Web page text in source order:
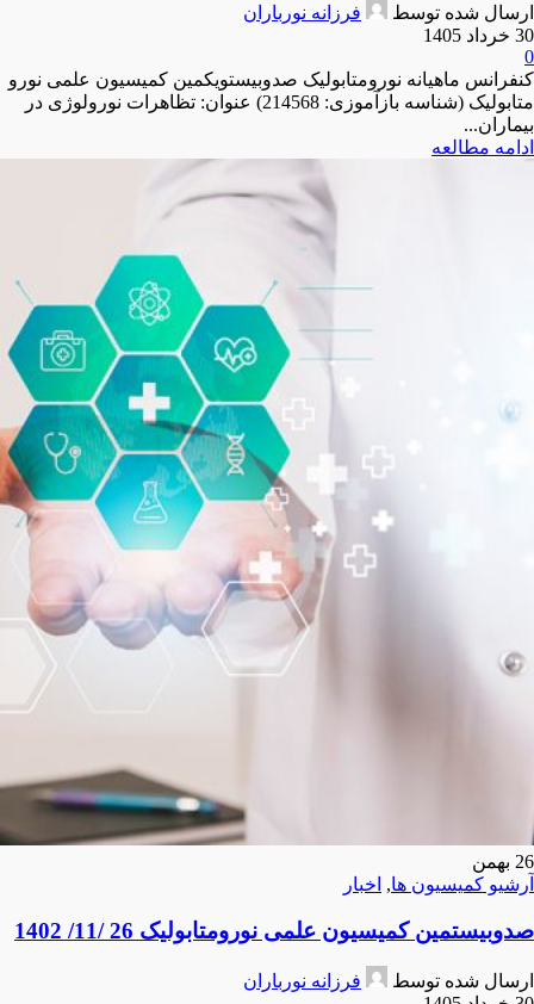
ارسال شده توسط
فرزانه نورباران
30 خرداد 1405
0
کنفرانس ماهیانه نورومتابولیک صدوبیستویکمین کمیسیون علمی نورو
متابولیک (شناسه بازآموزی: 214568) عنوان: تظاهرات نورولوژی در
بیماران...
ادامه مطالعه
26 بهمن
آرشیو کمیسیون ها, اخبار
صدوبیستمین کمیسیون علمی نورومتابولیک 26 /11/ 1402
ارسال شده توسط
فرزانه نورباران